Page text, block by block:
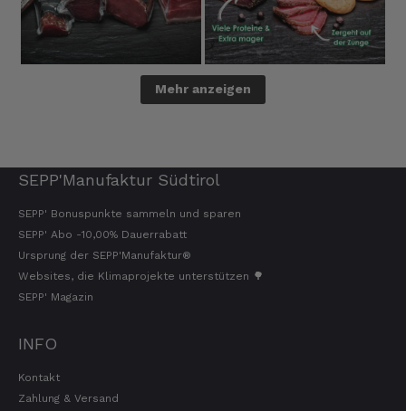
Mehr anzeigen
SEPP'Manufaktur Südtirol
SEPP' Bonuspunkte sammeln und sparen
SEPP' Abo -10,00% Dauerrabatt
Ursprung der SEPP'Manufaktur®
Websites, die Klimaprojekte unterstützen 🌳
SEPP' Magazin
INFO
Kontakt
Zahlung & Versand